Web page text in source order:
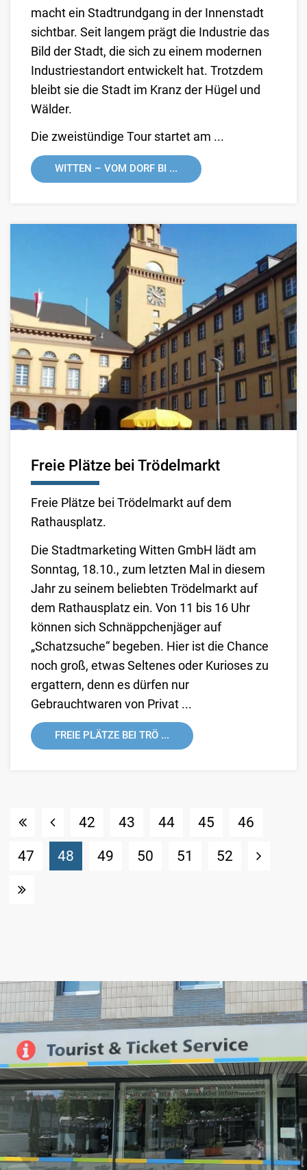
macht ein Stadtrundgang in der Innenstadt
sichtbar. Seit langem prägt die Industrie das
Bild der Stadt, die sich zu einem modernen
Industriestandort entwickelt hat. Trotzdem
bleibt sie die Stadt im Kranz der Hügel und
Wälder.
Die zweistündige Tour startet am ...
WITTEN – VOM DORF BI ...
Freie Plätze bei Trödelmarkt
Freie Plätze bei Trödelmarkt auf dem
Rathausplatz.
Die Stadtmarketing Witten GmbH lädt am
Sonntag, 18.10., zum letzten Mal in diesem
Jahr zu seinem beliebten Trödelmarkt auf
dem Rathausplatz ein. Von 11 bis 16 Uhr
können sich Schnäppchenjäger auf
„Schatzsuche“ begeben. Hier ist die Chance
noch groß, etwas Seltenes oder Kurioses zu
ergattern, denn es dürfen nur
Gebrauchtwaren von Privat ...
FREIE PLÄTZE BEI TRÖ ...
42 43 44 45
46
47
48 (Standort)
49 50 51 52